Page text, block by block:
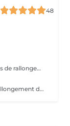
48
La pose de semi-permanent ne comprend pas de rallongement des ongles. Si vous souhaitez plus de longueur, merci de sélectionner l'option pose complète avec rallongement
La pose Fibre/Duragel ne comprend pas de rallongement des ongles. Si vous souhaitez plus de longueur, merci de sélectionner l'option pose complète avec rallongement